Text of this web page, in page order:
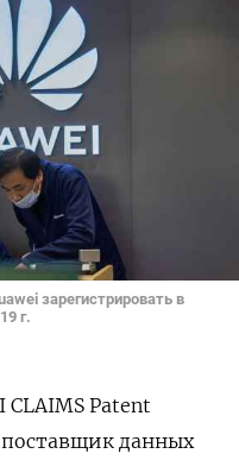
зарегистрировать в
г.
Patent
данных